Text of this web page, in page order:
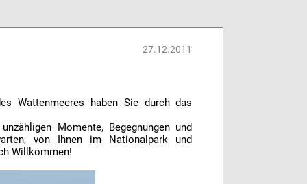
27.12.2011
Wattenmeeres haben Sie durch das
Momente, Begegnungen und
von Ihnen im Nationalpark und
Willkommen!